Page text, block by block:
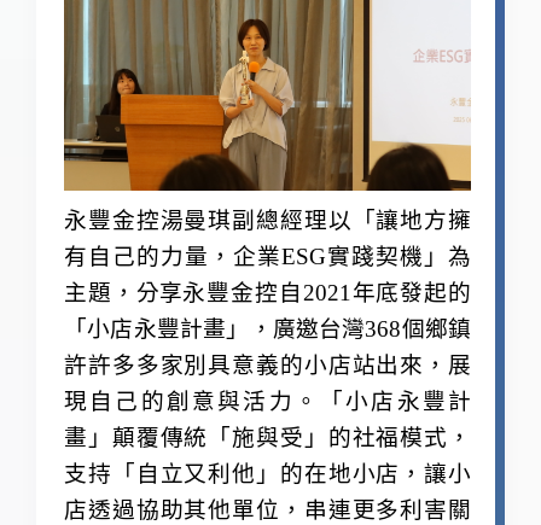
永豐金控湯曼琪副總經理以「讓地方擁
有自己的力量 ， 企業ESG實踐契機」為
主題， 分享永豐金控自2021年底發起的
「小店永豐計畫」，廣邀台灣368個鄉鎮
許許多多家別具意義的小店站出來，展
現自己的創意與活力。「小店永豐計
畫」顛覆傳統「施與受」的社福模式，
支持「自立又利他」的在地小店，讓小
店透過協助其他單位，串連更多利害關